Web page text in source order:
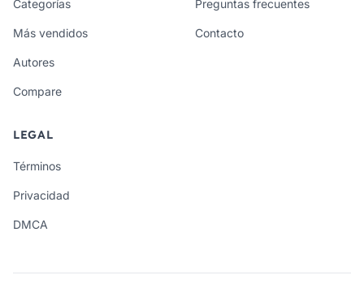
Categorías
Más vendidos
Autores
Compare
Preguntas frecuentes
Contacto
LEGAL
Términos
Privacidad
DMCA